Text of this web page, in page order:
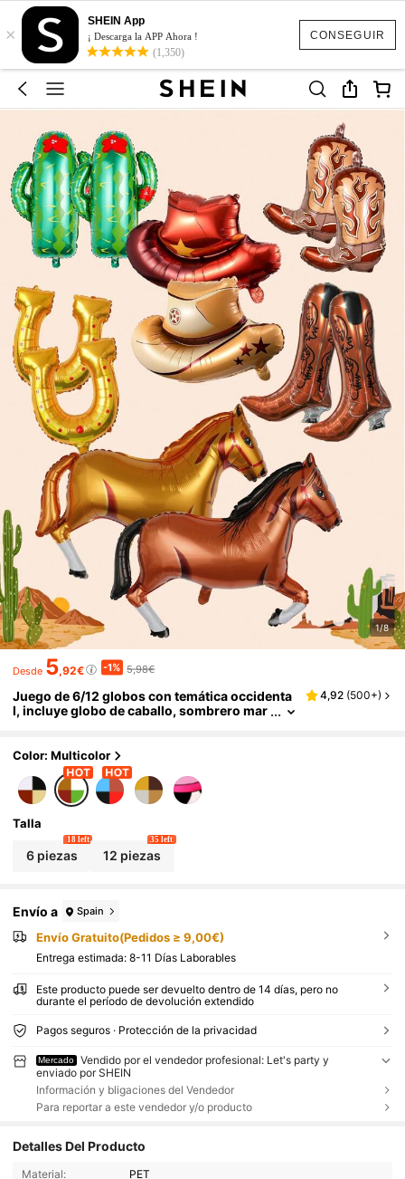
CONSEGUIR
×
SHEIN App
¡ Descarga la APP Ahora !
(1,350)
1/8
Desde 5,92€ -1% 5,98€
Juego de 6/12 globos con temática occidenta
l, incluye globo de caballo, sombrero mar
mática occidental, fiesta de cumpleaños, fiest
a de primer rodeo, despedida de soltero, temá
tica de granja
4,92 (500+)
Color: Multicolor
Talla
6 piezas
18 left
12 piezas
35 left
Envío a Spain
Envío Gratuito(Pedidos ≥ 9,00€)
Entrega estimada: 8-11 Días Laborables
Este producto puede ser devuelto dentro de 14 días, pero no
durante el período de devolución extendido
Pagos seguros · Protección de la privacidad
Mercado
Vendido por el vendedor profesional: Let's party y
enviado por SHEIN
Información y bligaciones del Vendedor
Para reportar a este vendedor y/o producto
Detalles Del Producto
Material: PET